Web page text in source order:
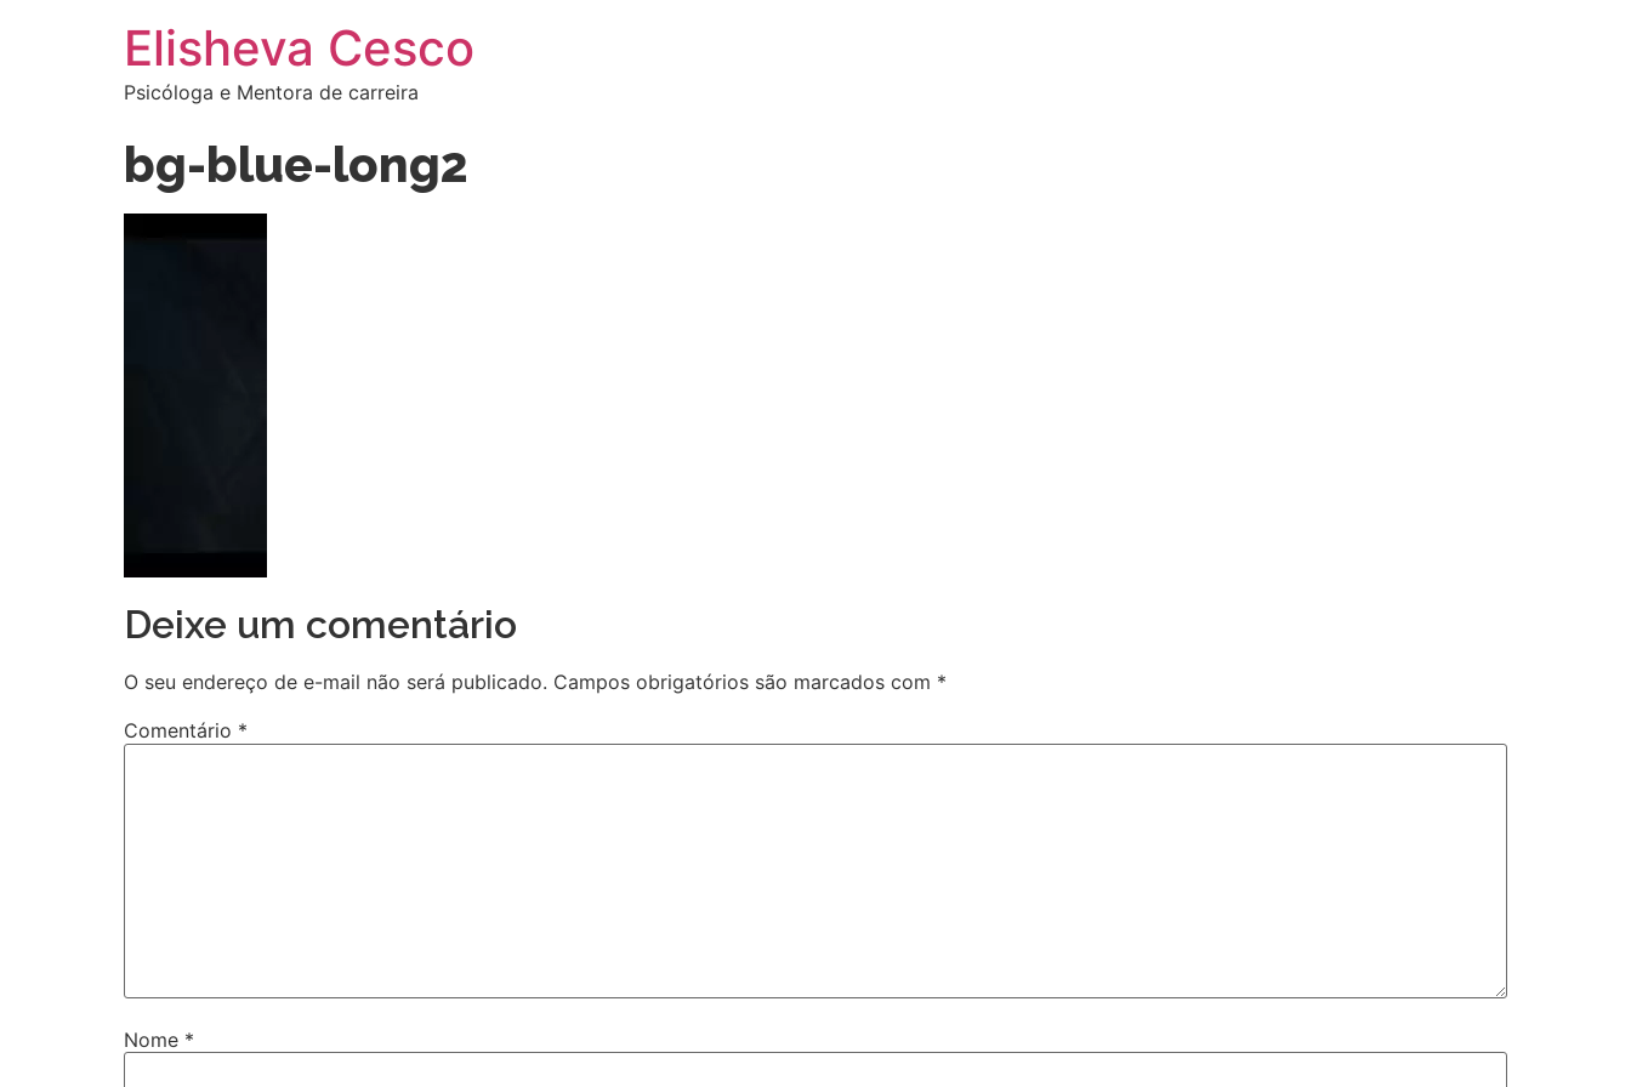
Elisheva Cesco
Psicóloga e Mentora de carreira
bg-blue-long2
Deixe um comentário
O seu endereço de e-mail não será publicado. Campos obrigatórios são marcados com *
Comentário *
Nome *